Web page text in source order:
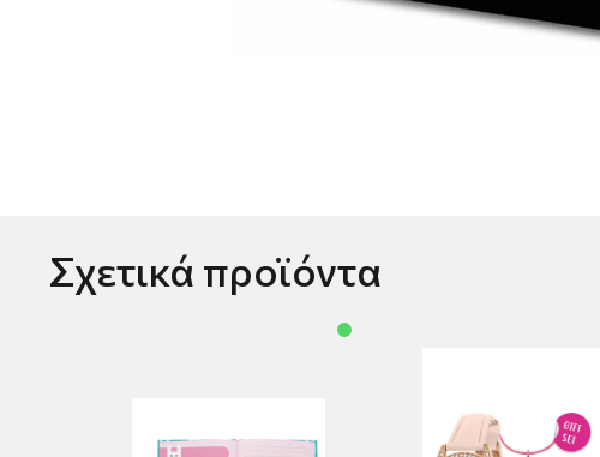
Σχετικά προϊόντα